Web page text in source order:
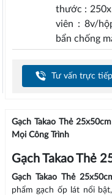
thước :
viên : 8v/
bẩn chống
Tư vấn trực tiếp
Gạch Takao Thẻ
Mọi Công Trình
Gạch Takao Thẻ
Gạch Takao Thẻ
phẩm gạch ốp lát nổi